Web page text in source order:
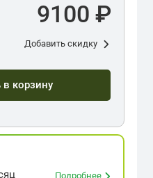
9100 ₽
Добавить скидку
корзину
Подробнее